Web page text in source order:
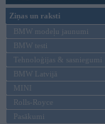
Ziņas un raksti
BMW modeļu jaunumi
BMW testi
Tehnoloģijas & sasniegumi
BMW Latvijā
MINI
Rolls-Royce
Pasākumi